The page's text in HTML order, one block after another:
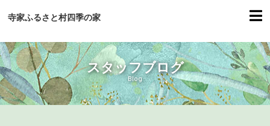
寺家ふるさと村四季の家
スタッフブログ
Blog